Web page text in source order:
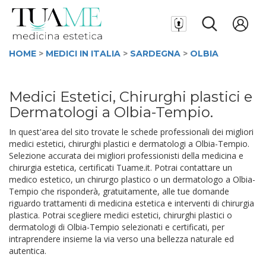
HOME > MEDICI IN ITALIA > SARDEGNA > OLBIA
Medici Estetici, Chirurghi plastici e
Dermatologi a Olbia-Tempio.
In quest'area del sito trovate le schede professionali dei migliori
medici estetici, chirurghi plastici e dermatologi a Olbia-Tempio.
Selezione accurata dei migliori professionisti della medicina e
chirurgia estetica, certificati Tuame.it. Potrai contattare un
medico estetico, un chirurgo plastico o un dermatologo a Olbia-
Tempio che risponderà, gratuitamente, alle tue domande
riguardo trattamenti di medicina estetica e interventi di chirurgia
plastica. Potrai scegliere medici estetici, chirurghi plastici o
dermatologi di Olbia-Tempio selezionati e certificati, per
intraprendere insieme la via verso una bellezza naturale ed
autentica.